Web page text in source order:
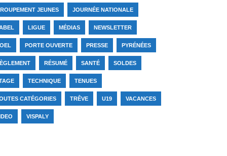
JEUNES JOURNÉE NATIONALE
LIGUE MÉDIAS NEWSLETTER
PORTE OUVERTE PRESSE PYRÉNÉES
RÉSUMÉ SANTÉ SOLDES
TECHNIQUE TENUES
CATÉGORIES TRÊVE U19 VACANCES
VISPALY